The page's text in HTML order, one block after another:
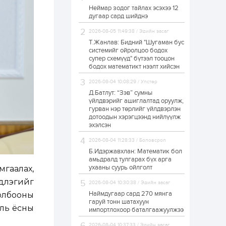
ёсны
Н.Номтойбаяр:
Аймгуудад
тулгамдаж буй
асуудлуудыг долоо
хоног бүр Засгийн
газрын...
1 өдөр 0
УИХ-ын дарга
С.Бямбацогт төрийг
төлөөлөн Сутай
хайрхны тэнгэрийг
тахих төрийн
тахилгад оролцлоо
1 өдөр 2 0
“Хотын дарга сонсож
дугаарыг
наймдугаар сарын
1 өдөр 0
“Чингис хаан” олон
руу нийтийн тээврийн
автобус 24 цагаар
үйлчилж байна
1 өдөр 1 0
Неймар зодог тайлах эсэхээ 12
дугаар сард шийднэ
2026-08-05 11:49:38 / Эдийн засаг
Т.Жанлав: Бидний "Шугаман бус
системийг ойролцоо бодох
супер схемүүд" бүтээл тооцон
бодох математикт нээлт хийсэн
2026-08-04 10:08:29 / Улстөр
Д.Батлут: “Зэв” сумны
үйлдвэрийг ашиглалтад оруулж,
гурван нэр төрлийг үйлдвэрлэн
дотоодын хэрэгцээнд нийлүүлж
эхэлсэн
2026-08-04 11:28:33 / Боловсрол
Б.Идэржавхлан: Математик бол
амьдралд тулгарах бүх арга
ухааны суурь ойлголт
2026-08-04 10:30:38 / Эдийн засаг
Наймдугаар сард 270 мянга
гаруй тонн шатахуун
импортлохоор баталгаажуулжээ